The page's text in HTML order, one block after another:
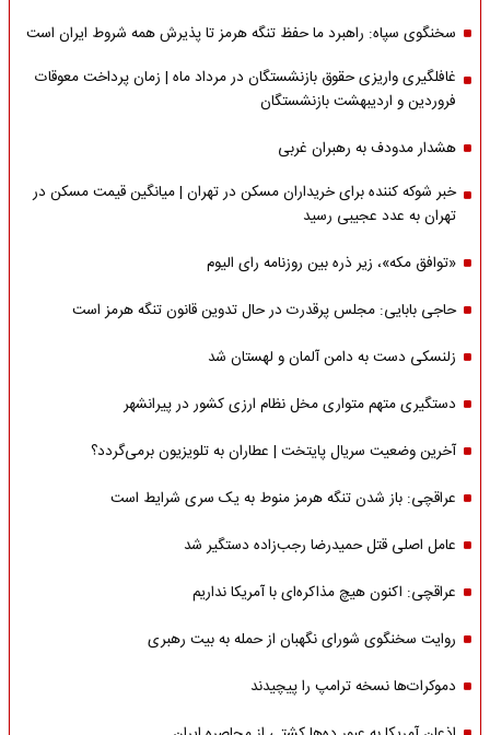
سخنگوی سپاه: راهبرد ما حفظ تنگه هرمز تا پذیرش همه شروط ایران است
غافلگیری واریزی حقوق بازنشستگان در مرداد ماه | زمان پرداخت معوقات
فروردین و اردیبهشت بازنشستگان
هشدار مدودف به رهبران غربی
خبر شوکه کننده برای خریداران مسکن در تهران | میانگین قیمت مسکن در
تهران به عدد عجیبی رسید
«توافق مکه»، زیر ذره بین روزنامه رای الیوم
حاجی بابایی: مجلس پرقدرت در حال تدوین قانون تنگه هرمز است
زلنسکی دست به دامن آلمان و لهستان شد
دستگیری متهم متواری مخل نظام ارزی کشور در پیرانشهر
آخرین وضعیت سریال پایتخت | عطاران به تلویزیون برمی‌گردد؟
عراقچی: باز شدن تنگه هرمز منوط به یک سری شرایط است
عامل اصلی قتل حمیدرضا رجب‌زاده دستگیر شد
عراقچی: اکنون هیچ مذاکره‌ای با آمریکا نداریم
روایت سخنگوی شورای نگهبان از حمله به بیت رهبری
دموکرات‌ها نسخه ترامپ را پیچیدند